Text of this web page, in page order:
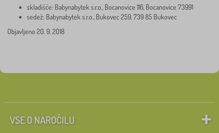
skladišče: Babynabytek s.r.o., Bocanovice 116, Bocanovice 73991
sedež: Babynabytek s.r.o., Bukovec 259, 739 85 Bukovec
Objavljeno 20. 9. 2018
VSE O NAROČILU